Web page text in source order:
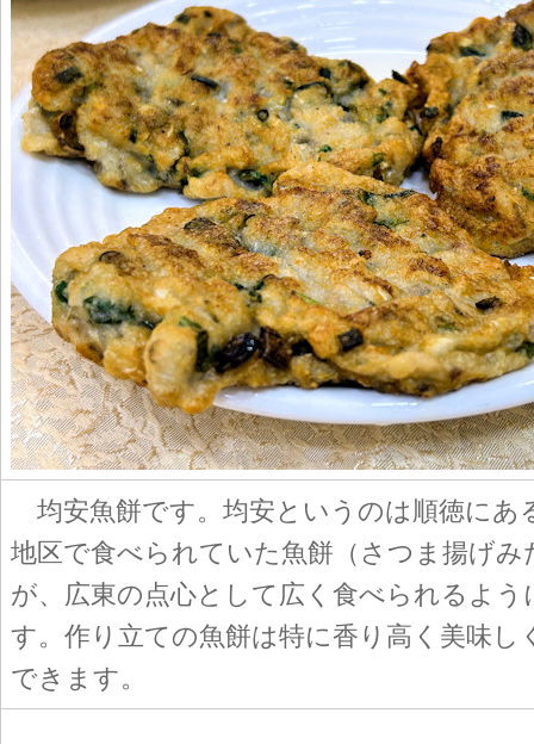
均安魚餅です。均安というのは順徳にあ
地区で食べられていた魚餅（さつま揚げみ
が、広東の点心として広く食べられるよ
す。作り立ての魚餅は特に香り高く美味し
できます。